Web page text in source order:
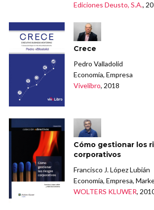
Ediciones Deusto, S.A.,
Crece
Pedro Valladolid
Economía, Empresa
Vivelibro, 2018
Cómo gestionar los
corporativos
Francisco J. López Lubián
Economía, Empresa,
WOLTERS KLUWER,